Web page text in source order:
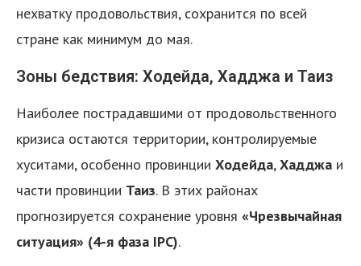
нехватку продовольствия, сохранится по всей
стране как минимум до мая.
Зоны бедствия: Ходейда, Хадджа и Таиз
Наиболее пострадавшими от продовольственного
кризиса остаются территории, контролируемые
хуситами, особенно провинции Ходейда,Хадджа и
части провинции Таиз. В этих районах
прогнозируется сохранение уровня «Чрезвычайная
ситуация» (4-я фаза IPC).